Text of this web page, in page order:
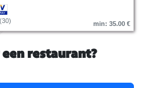
(30) min: 35.00 €
restaurant?